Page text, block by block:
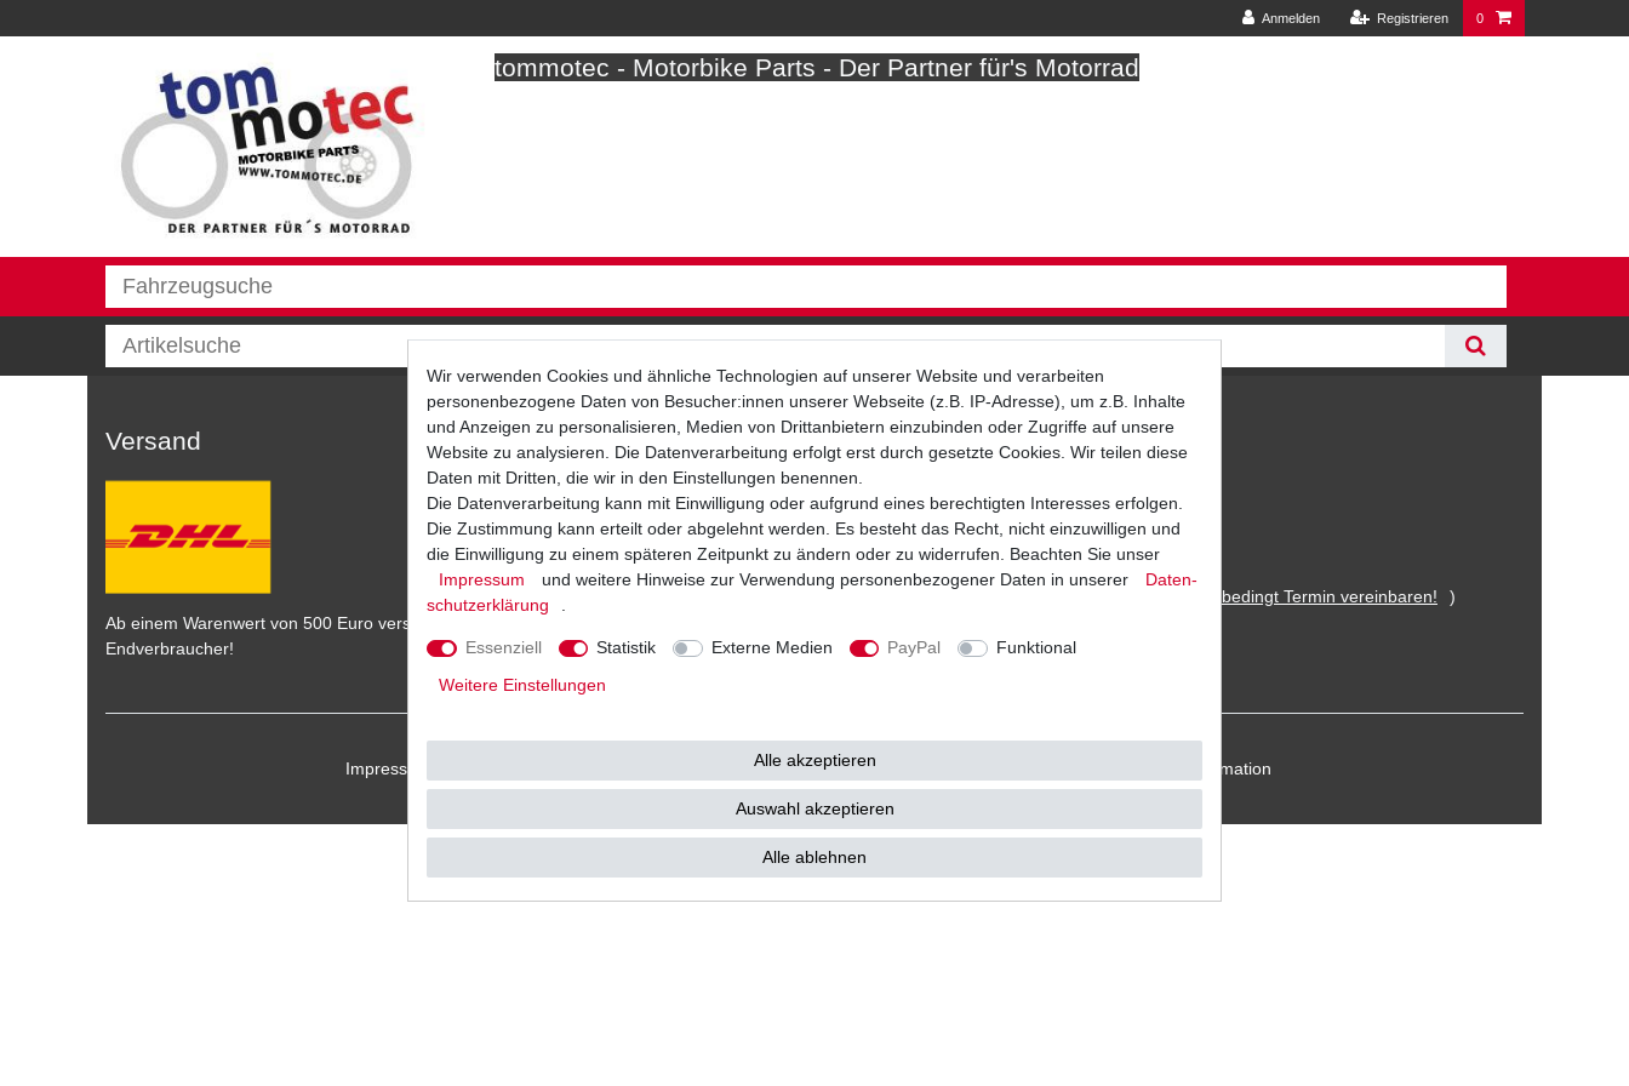
Anmelden Registrieren 0
tommotec - Motorbike Parts - Der Partner für's Motorrad
Versand
Ab einem Warenwert von 500 Euro versenden wir die Ware kostenlos zu Ihnen als
Endverbraucher!
Bezahlarten
Bitte unbedingt Termin vereinbaren! )
Impressum Widerrufs­recht Kontakt / Reklamation
Wir verwenden Cookies und ähnliche Technologien auf unserer Website und verarbeiten
personenbezogene Daten von Besucher:innen unserer Webseite (z.B. IP-Adresse), um z.B. Inhalte
und Anzeigen zu personalisieren, Medien von Drittanbietern einzubinden oder Zugriffe auf unsere
Website zu analysieren. Die Datenverarbeitung erfolgt erst durch gesetzte Cookies. Wir teilen diese
Daten mit Dritten, die wir in den Einstellungen benennen.
Die Datenverarbeitung kann mit Einwilligung oder aufgrund eines berechtigten Interesses erfolgen.
Die Zustimmung kann erteilt oder abgelehnt werden. Es besteht das Recht, nicht einzuwilligen und
die Einwilligung zu einem späteren Zeitpunkt zu ändern oder zu widerrufen. Beachten Sie unser
Impressum
und weitere Hinweise zur Verwendung personenbezogener Daten in unserer
Daten­
schutz­erklärung
Essenziell Statistik Externe Medien PayPal
Funktional
Weitere Einstellungen
Alle akzeptieren
Auswahl akzeptieren
Alle ablehnen